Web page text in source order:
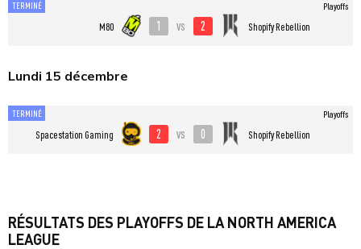
TERMINÉ
M80 1 vs 2 Shopify Rebellion
Playoffs
Lundi 15 décembre
TERMINÉ
Spacestation Gaming 2 vs 0 Shopify Rebellion
Playoffs
RÉSULTATS DES PLAYOFFS DE LA NORTH AMERICA
LEAGUE